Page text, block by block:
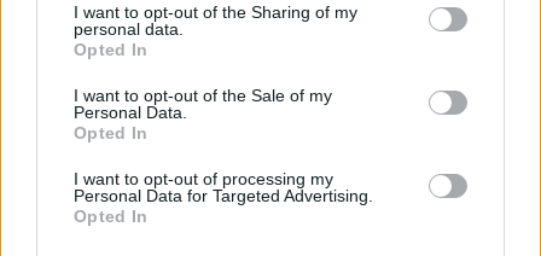
I want to opt-out of the Sharing of my
personal data.
Opted In
I want to opt-out of the Sale of my
Personal Data.
Opted In
I want to opt-out of processing my
Personal Data for Targeted Advertising.
Opted In
2026. augusztus 07., péntek
Transelectrica: sikerült az előre